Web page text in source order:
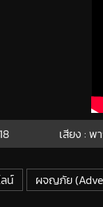
เสียง : พ
น์ ผจญภัย